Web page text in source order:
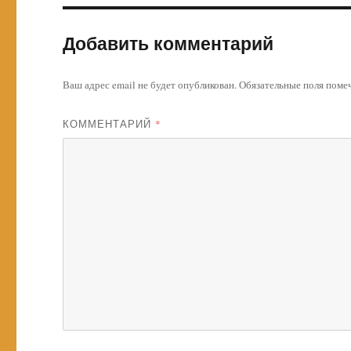
Добавить комментарий
Ваш адрес email не будет опубликован.Обязательные поля
КОММЕНТАРИЙ *